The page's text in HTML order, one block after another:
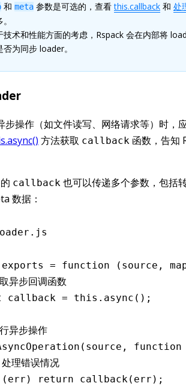
和 meta 参数是可选的，查看this.callback 和 处
技术和性能方面的考虑，Rspack 会在内部将
否为同步 loader。
步操作（如文件读写、网络请求等）时，
方法获取 callback 函数，告知
callback 也可以传递多个参数，包括
数据：
exports = function (source ,
异步回调函数
callback = this .async ();
异步操作
(source , function
理错误情况
(err) return callback(err);